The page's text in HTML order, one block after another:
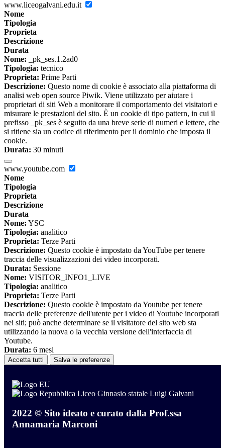
www.liceogalvani.edu.it
Nome
Tipologia
Proprieta
Descrizione
Durata
Nome: _pk_ses.1.2ad0
Tipologia: tecnico
Proprieta: Prime Parti
Descrizione: Questo nome di cookie è associato alla piattaforma di
analisi web open source Piwik. Viene utilizzato per aiutare i
proprietari di siti Web a monitorare il comportamento dei visitatori e
misurare le prestazioni del sito. È un cookie di tipo pattern, in cui il
prefisso _pk_ses è seguito da una breve serie di numeri e lettere, che
si ritiene sia un codice di riferimento per il dominio che imposta il
cookie.
Durata: 30 minuti
www.youtube.com
Nome
Tipologia
Proprieta
Descrizione
Durata
Nome: YSC
Tipologia: analitico
Proprieta: Terze Parti
Descrizione: Questo cookie è impostato da YouTube per tenere
traccia delle visualizzazioni dei video incorporati.
Durata: Sessione
Nome: VISITOR_INFO1_LIVE
Tipologia: analitico
Proprieta: Terze Parti
Descrizione: Questo cookie è impostato da Youtube per tenere
traccia delle preferenze dell'utente per i video di Youtube incorporati
nei siti; può anche determinare se il visitatore del sito web sta
utilizzando la nuova o la vecchia versione dell'interfaccia di
Youtube.
Durata: 6 mesi
Accetta tutti Salva le preferenze
Liceo Ginnasio statale Luigi Galvani
2022 © Sito ideato e curato dalla Prof.ssa
Annamaria Marconi